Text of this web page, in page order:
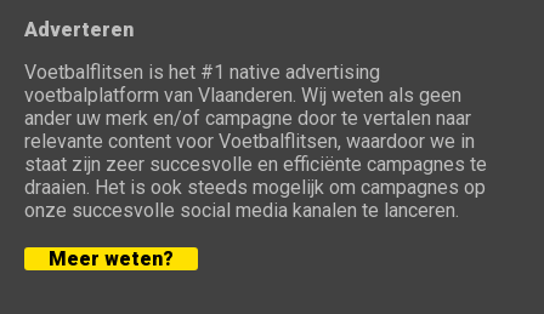
Adverteren
Voetbalflitsen is het #1 native advertising
voetbalplatform van Vlaanderen. Wij weten als geen
ander uw merk en/of campagne door te vertalen naar
relevante content voor Voetbalflitsen, waardoor we in
staat zijn zeer succesvolle en efficiënte campagnes te
draaien. Het is ook steeds mogelijk om campagnes op
onze succesvolle social media kanalen te lanceren.
Meer weten?